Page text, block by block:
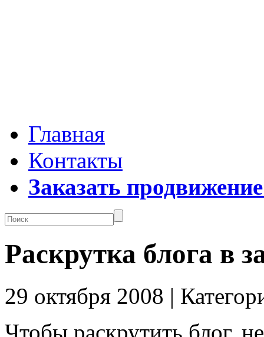
Главная
Контакты
Заказать
Раскрутка блога в
29 октября 2008 |
Чтобы раскрутить блог,